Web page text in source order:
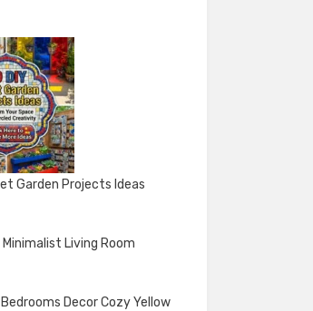
Garden Projects Ideas
Living Room
Decor Cozy Yellow